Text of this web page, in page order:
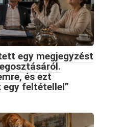
egy megjegyzést
és ezt
egy feltétellel”